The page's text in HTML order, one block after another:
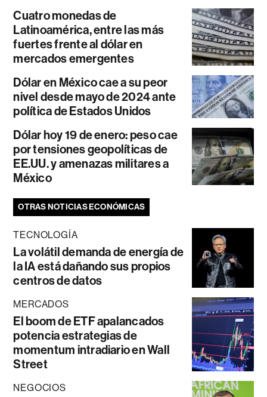
Cuatro monedas de
Latinoamérica, entre las más
fuertes frente al dólar en
mercados emergentes
Dólar en México cae a su peor
nivel desde mayo de 2024 ante
política de Estados Unidos
Dólar hoy 19 de enero: peso cae
por tensiones geopolíticas de
EE.UU. y amenazas militares a
México
OTRAS NOTICIAS ECONÓMICAS
TECNOLOGÍA
La volátil demanda de energía de
la IA está dañando sus propios
centros de datos
MERCADOS
El boom de ETF apalancados
potencia estrategias de
momentum intradiario en Wall
Street
NEGOCIOS